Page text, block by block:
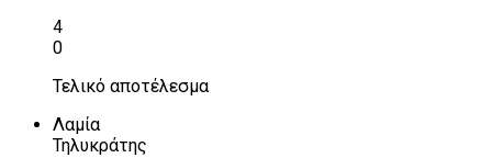
4
0
Τελικό αποτέλεσμα
Λαμία
Τηλυκράτης